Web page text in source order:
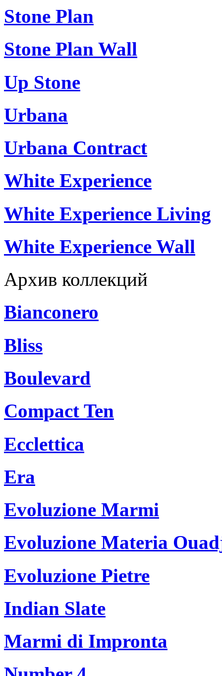
Stone Plan
Stone Plan Wall
Up Stone
Urbana
Urbana Contract
White Experience
White Experience Living
White Experience Wall
Архив коллекций
Bianconero
Bliss
Boulevard
Compact Ten
Ecclettica
Era
Evoluzione Marmi
Evoluzione Materia
Evoluzione Pietre
Indian Slate
Marmi di Impronta